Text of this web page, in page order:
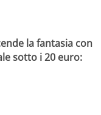
la fantasia con
sotto i 20 euro: